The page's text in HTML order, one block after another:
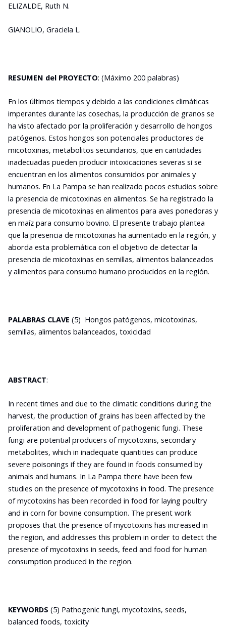
ELIZALDE, Ruth N.
GIANOLIO, Graciela L.
RESUMEN del PROYECTO: (Máximo 200 palabras)
En los últimos tiempos y debido a las condiciones climáticas
imperantes durante las cosechas, la producción de granos se
ha visto afectado por la proliferación y desarrollo de hongos
patógenos. Estos hongos son potenciales productores de
micotoxinas, metabolitos secundarios, que en cantidades
inadecuadas pueden producir intoxicaciones severas si se
encuentran en los alimentos consumidos por animales y
humanos. En La Pampa se han realizado pocos estudios sobre
la presencia de micotoxinas en alimentos. Se ha registrado la
presencia de micotoxinas en alimentos para aves ponedoras y
en maíz para consumo bovino. El presente trabajo plantea
que la presencia de micotoxinas ha aumentado en la región, y
aborda esta problemática con el objetivo de detectar la
presencia de micotoxinas en semillas, alimentos balanceados
y alimentos para consumo humano producidos en la región.
PALABRAS CLAVE (5) Hongos patógenos, micotoxinas,
semillas, alimentos balanceados, toxicidad
ABSTRACT:
In recent times and due to the climatic conditions during the
harvest, the production of grains has been affected by the
proliferation and development of pathogenic fungi. These
fungi are potential producers of mycotoxins, secondary
metabolites, which in inadequate quantities can produce
severe poisonings if they are found in foods consumed by
animals and humans. In La Pampa there have been few
studies on the presence of mycotoxins in food. The presence
of mycotoxins has been recorded in food for laying poultry
and in corn for bovine consumption. The present work
proposes that the presence of mycotoxins has increased in
the region, and addresses this problem in order to detect the
presence of mycotoxins in seeds, feed and food for human
consumption produced in the region.
KEYWORDS (5) Pathogenic fungi, mycotoxins, seeds,
balanced foods, toxicity